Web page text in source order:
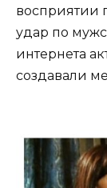
восприятии
удар по
интернета
создавали